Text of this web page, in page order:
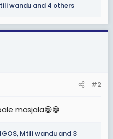
wandu and 4 others
#2
masjala😁😁
, Mtili wandu and 3